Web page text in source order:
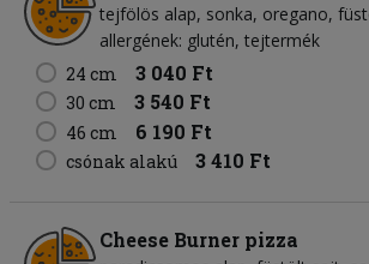
tejfölös alap sonka oregano
allergének: glutén, tejtermék
24 cm
3 040 Ft
30 cm 3 540 Ft
46 cm 6 190 Ft
csónak alakú 3 410 Ft
Cheese Burner pizza